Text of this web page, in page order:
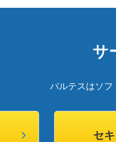
サ
バルテスはソ
セ